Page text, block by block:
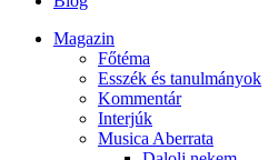
Magazin
Főtéma
Esszék és tanulmányok
Kommentár
Interjúk
Musica Aberrata